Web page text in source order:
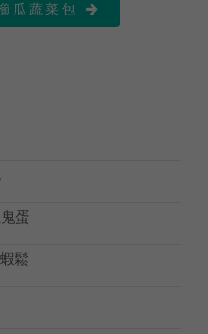
瓜蔬菜包 
蛋
鬆